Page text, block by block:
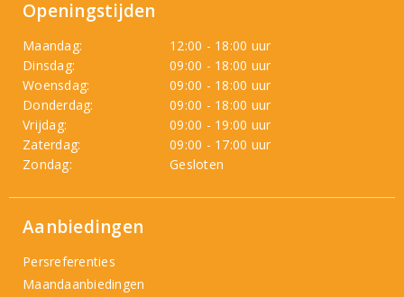
Openingstijden
Maandag:
12:00 - 18:00 uur
Dinsdag:
09:00 - 18:00 uur
Woensdag:
09:00 - 18:00 uur
Donderdag:
09:00 - 18:00 uur
Vrijdag:
09:00 - 19:00 uur
Zaterdag:
09:00 - 17:00 uur
Zondag:
Gesloten
Aanbiedingen
Persreferenties
Maandaanbiedingen